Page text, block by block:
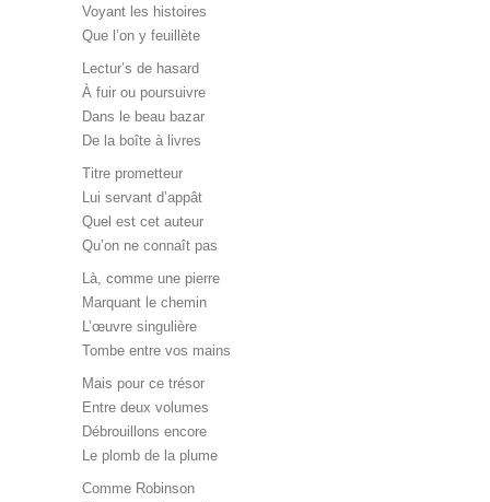
Voyant les histoires
Que l’on y feuillète
Lectur’s de hasard
À fuir ou poursuivre
Dans le beau bazar
De la boîte à livres
Titre prometteur
Lui servant d’appât
Quel est cet auteur
Qu’on ne connaît pas
Là, comme une pierre
Marquant le chemin
L’œuvre singulière
Tombe entre vos mains
Mais pour ce trésor
Entre deux volumes
Débrouillons encore
Le plomb de la plume
Comme Robinson